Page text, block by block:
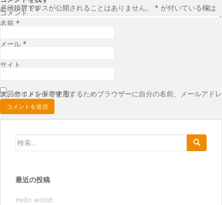
メールアドレスが公開されることはありません。
*
が付いている欄は必須項目です
コメント
名前 *
メール *
サイト
次回のコメントで使用するためブラウザーに自分の名前、メールアドレス、サイトを保存する。
最近の投稿
Hello world!